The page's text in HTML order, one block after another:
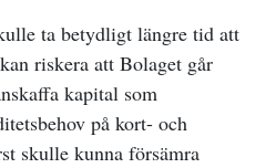
ta betydligt längre tid att
riskera att Bolaget går
kapital som
på kort- och
skulle kunna försämra